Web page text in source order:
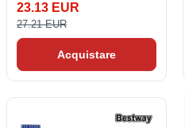
23.13 EUR
27.21 EUR
Acquistare